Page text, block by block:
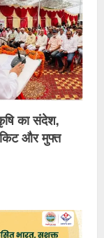
का संदेश,
किट और मुफ्त